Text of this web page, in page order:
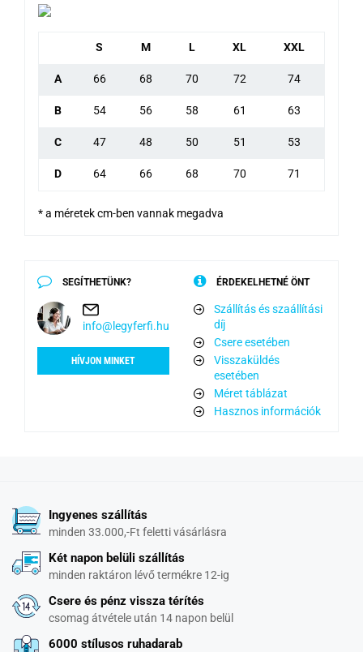
S M L XL XXL
A 66 68 70 72 74
B 54 56 58 61 63
C 47 48 50 51 53
D 64 66 68 70 71
* a méretek cm-ben vannak megadva
SEGÍTHETÜNK?
info@legyferfi.hu
HÍVJON MINKET
ÉRDEKELHETNÉ ÖNT
Szállítás és szaállítási
díj
Csere esetében
Visszaküldés
esetében
Méret táblázat
Hasznos információk
Ingyenes szállítás
minden 33.000,-Ft feletti vásárlásra
Két napon belüli szállítás
minden raktáron lévő termékre 12-ig
Csere és pénz vissza térítés
csomag átvétele után 14 napon belül
6000 stílusos ruhadarab